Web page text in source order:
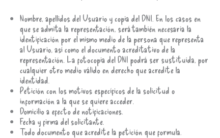
Nombre, apellidos del Usuario y copia del DNI. En los casos en
que se admita la representación, será también necesaria la
identificación por el mismo medio de la persona que representa
al Usuario, así como el documento acreditativo de la
representación. La fotocopia del DNI podrá ser sustituida, por
cualquier otro medio válido en derecho que acredite la
identidad.
Petición con los motivos específicos de la solicitud o
información a la que se quiere acceder.
Domicilio a efecto de notificaciones.
Fecha y firma del solicitante.
Todo documento que acredite la petición que formula.